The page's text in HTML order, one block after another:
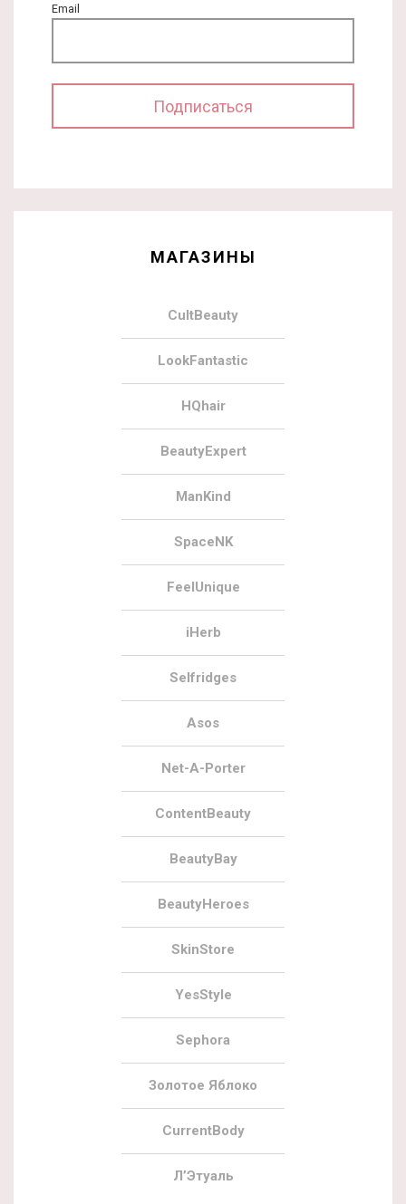
Email
МАГАЗИНЫ
CultBeauty
LookFantastic
HQhair
BeautyExpert
ManKind
SpaceNK
FeelUnique
iHerb
Selfridges
Asos
Net-A-Porter
ContentBeauty
BeautyBay
BeautyHeroes
SkinStore
YesStyle
Sephora
Золотое Яблоко
CurrentBody
Л’Этуаль